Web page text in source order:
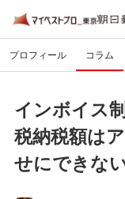
プロフィール コラム
インボイス
税納税額は
せにできな